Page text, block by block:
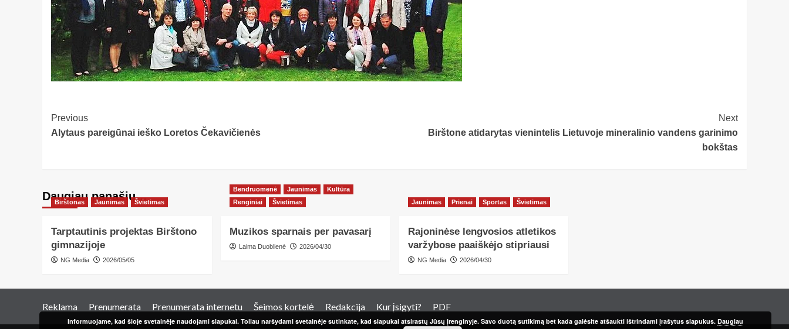
Post
Navigation
Previous
Alytaus pareigūnai ieško Loretos Čekavičienės
Next
Birštone atidarytas vienintelis Lietuvoje mineralinio vandens garinimo
bokštas
Daugiau panašių…
Birštonas Jaunimas Švietimas
Tarptautinis projektas Birštono
gimnazijoje
NG Media 2026/05/05
Bendruomenė Jaunimas
Kultūra
Renginiai
Švietimas
Muzikos sparnais per pavasarį
Laima Duoblienė 2026/04/30
Jaunimas Prienai Sportas Švietimas
Rajoninėse lengvosios atletikos
varžybose paaiškėjo stipriausi
NG Media 2026/04/30
Reklama Prenumerata Prenumerata internetu Šeimos kortelė Redakcija Kur įsigyti? PDF
Informuojame, kad šioje svetainėje naudojami slapukai. Toliau naršydami svetainėje sutinkate, kad slapukai atsirastų Jūsų įrenginyje. Savo duotą sutikimą bet kada galėsite atšaukti ištrindami įrašytus slapukus.Daugiau